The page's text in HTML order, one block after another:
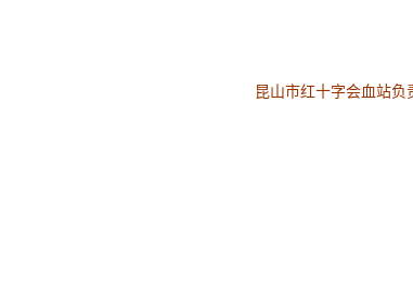
昆山市红十字会血站